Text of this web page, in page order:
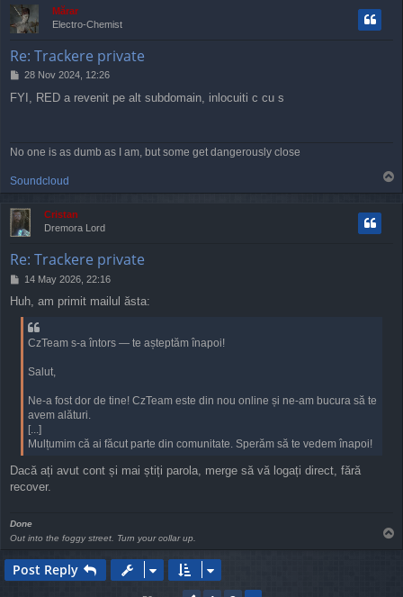
Mărar
Electro-Chemist
Re: Trackere private
P
s
28 Nov 2024, 12:26
FYI, RED a revenit pe alt subdomain, inlocuiti c cu s
No one is as dumb as I am, but some get dangerously close
Soundcloud
o
Cristan
Dremora Lord
Re: Trackere private
P
s
t
14 May 2026, 22:16
Huh, am primit mailul ăsta:
CzTeam s-a întors — te așteptăm înapoi!
Salut,
Ne-a fost dor de tine! CzTeam este din nou online și ne-am bucura să te
avem alături.
[...]
Mulțumim că ai făcut parte din comunitate. Sperăm să te vedem înapoi!
Dacă ați avut cont și mai știți parola, merge să vă logați direct, fără
recover.
Done
Out into the foggy street. Turn your collar up.
Post Reply